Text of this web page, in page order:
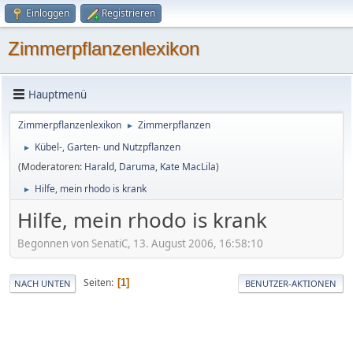
Einloggen Registrieren
Zimmerpflanzenlexikon
Hauptmenü
Zimmerpflanzenlexikon ► Zimmerpflanzen
►
Kübel-, Garten- und Nutzpflanzen
(Moderatoren: Harald, Daruma, Kate MacLila)
► Hilfe, mein rhodo is krank
Hilfe, mein rhodo is krank
Begonnen von SenatiC, 13. August 2006, 16:58:10
NACH UNTEN Seiten 1 BENUTZER-AKTIONEN